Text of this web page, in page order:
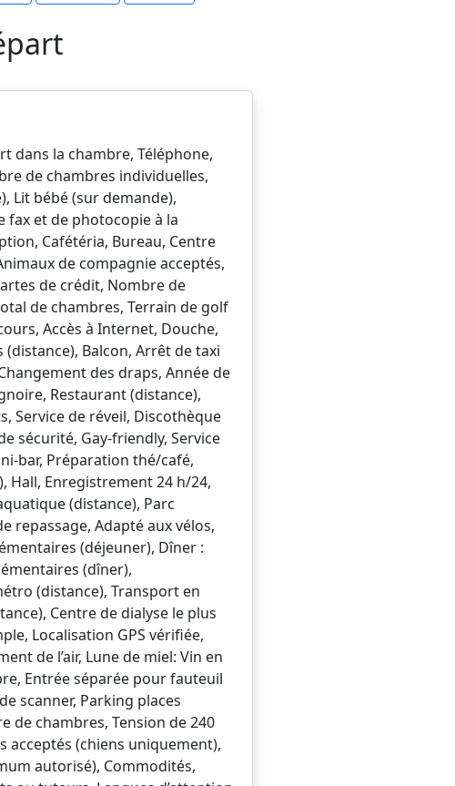
dans la chambre, Téléphone,
de chambres individuelles,
Lit bébé (sur demande),
fax et de photocopie à la
Cafétéria, Bureau, Centre
de compagnie acceptés,
de crédit, Nombre de
de chambres, Terrain de golf
Accès à Internet, Douche,
(distance), Balcon, Arrêt de taxi
des draps, Année de
Restaurant (distance),
Service de réveil, Discothèque
sécurité, Gay-friendly, Service
bar, Préparation thé/café,
Hall, Enregistrement 24 h/24,
(distance), Parc
repassage, Adapté aux vélos,
(déjeuner), Dîner :
(dîner),
(distance), Transport en
Centre de dialyse le plus
Localisation GPS vérifiée,
de l’air, Lune de miel: Vin en
Entrée séparée pour fauteuil
scanner, Parking places
de chambres, Tension de 240
acceptés (chiens uniquement),
autorisé), Commodités,